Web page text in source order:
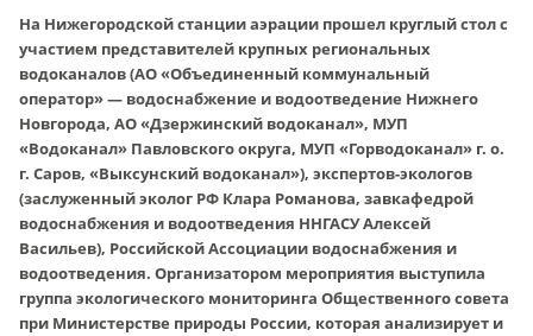
На Нижегородской станции аэрации прошел круглый стол с
участием представителей крупных региональных
водоканалов (АО «Объединенный коммунальный
оператор» — водоснабжение и водоотведение Нижнего
Новгорода, АО «Дзержинский водоканал», МУП
«Водоканал» Павловского округа, МУП «Горводоканал» г. о.
г. Саров, «Выксунский водоканал»), экспертов-экологов
(заслуженный эколог РФ Клара Романова, завкафедрой
водоснабжения и водоотведения ННГАСУ Алексей
Васильев), Российской Ассоциации водоснабжения и
водоотведения. Организатором мероприятия выступила
группа экологического мониторинга Общественного совета
при Министерстве природы России, которая анализирует и